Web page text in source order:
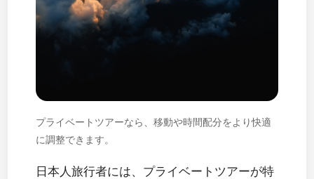
プライベートツアーなら、移動や時間配分をより快適
に調整できます。
日本人旅行者には、プライベートツアーが特